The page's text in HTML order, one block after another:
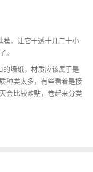
膜，让它干透十几二十小
。
的墙纸，材质应该属于是
种类太多，有些看着是接
会比较难贴，卷起来分类